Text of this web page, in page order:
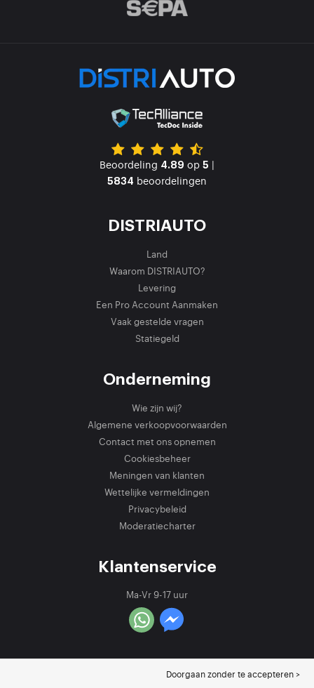
Beoordeling 4.89 op 5 |
5834 beoordelingen
DISTRIAUTO
Land
Waarom DISTRIAUTO?
Levering
Een Pro Account Aanmaken
Vaak gestelde vragen
Statiegeld
Onderneming
Wie zijn wij?
Algemene verkoopvoorwaarden
Contact met ons opnemen
Cookiesbeheer
Meningen van klanten
Wettelijke vermeldingen
Privacybeleid
Moderatiecharter
Klantenservice
Ma-Vr 9-17 uur
Doorgaan zonder te accepteren >